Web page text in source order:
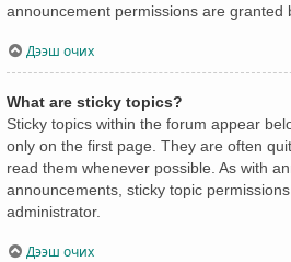
announcement permissions are granted
Дээш очих
What are sticky topics?
Sticky topics within the forum appear
only on the first page. They are often
read them whenever possible. As with
announcements, sticky topic
administrator.
Дээш очих